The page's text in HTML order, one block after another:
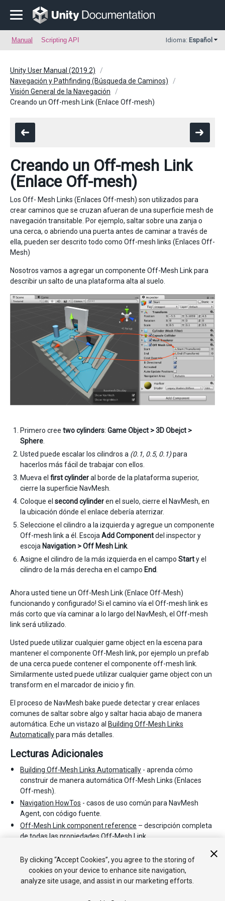
Manual Scripting API Idioma: Español
Unity User Manual (2019.2)
Navegación y Pathfinding (Búsqueda de Caminos)
Visión General de la Navegación
Creando un Off-mesh Link (Enlace Off-mesh)
Creando un Off-mesh Link
(Enlace Off-mesh)
Los Off- Mesh Links (Enlaces Off-mesh) son utilizados para
crear caminos que se cruzan afueran de una superficie mesh de
navegación transitable. Por ejemplo, saltar sobre una zanja o
una cerca, o abriendo una puerta antes de caminar a través de
ella, pueden ser descrito todo como Off-mesh links (Enlaces Off-
Mesh)
Nosotros vamos a agregar un componente Off-Mesh Link para
describir un salto de una plataforma alta al suelo.
Primero cree two cylinders: Game Object > 3D Obejct >
Sphere
Usted puede escalar los cilindros a (0.1, 0.5, 0.1)para
hacerlos más fácil de trabajar con ellos.
Mueva el first cylinderal borde de la plataforma superior,
cierre la superficie NavMesh.
Coloque el second cylinderen el suelo, cierre el NavMesh, en
la ubicación dónde el enlace debería aterrizar.
Seleccione el cilindro a la izquierda y agregue un componente
Off-mesh link a él. Escoja Add Componentdel inspector y
escoja Navigation > Off Mesh Link.
Asigne el cilindro de la más izquierda en el campo Starty el
cilindro de la más derecha en el campo End
Ahora usted tiene un Off-Mesh Link (Enlace Off-Mesh)
funcionando y configurado! Si el camino vía el Off-mesh link es
más corto que vía caminar a lo largo del NavMesh, el Off-mesh
link será utilizado.
Usted puede utilizar cualquier game object en la escena para
mantener el componente Off-Mesh link, por ejemplo un prefab
de una cerca puede contener el componente off-mesh link.
Similarmente usted puede utilizar cualquier game object con un
transform en el marcador de inicio y fin.
El proceso de NavMesh bake puede detectar y crear enlaces
comunes de saltar sobre algo y saltar hacia abajo de manera
automática. Eche un vistazo al Building Off-Mesh Links
Automaticallypara más detalles.
Lecturas Adicionales
Building Off-Mesh Links Automatically - aprenda cómo
construir de manera automática Off-Mesh Links (Enlaces
Off-mesh).
Navigation HowTos - casos de uso común para NavMesh
Agent, con código fuente.
Off-Mesh Link component reference – descripción completa
de todas las propiedades Off-Mesh Link.
Mesh Link scripting API.
By clicking “Accept Cookies”, you agree to the storing of
cookies on your device to enhance site navigation,
analyze site usage, and assist in our marketing efforts.